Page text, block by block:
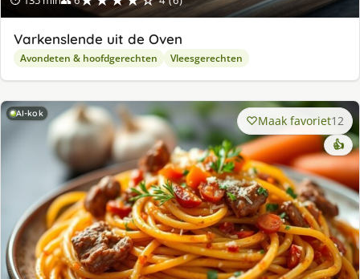
Varkenslende uit de Oven
Avondeten & hoofdgerechten Vleesgerechten
AI-kok Maak favoriet12
👍